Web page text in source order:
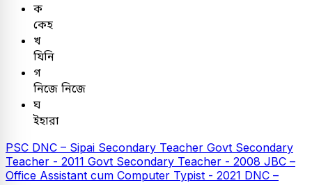
ক
কেহ
খ
যিনি
গ
নিজে নিজে
ঘ
ইহারা
PSC DNC – Sipai Secondary Teacher Govt Secondary
Teacher - 2011 Govt Secondary Teacher - 2008 JBC –
Office Assistant cum Computer Typist - 2021 DNC –